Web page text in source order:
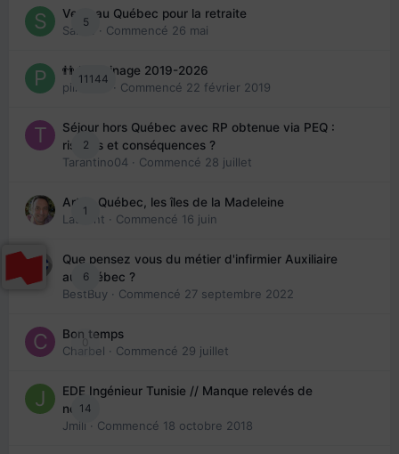
5
Venir au Québec pour la retraite
Sab74
· Commencé 26 mai
11144
👬 Parrainage 2019-2026
piinoush · Commencé 22 février 2019
2
Séjour hors Québec avec RP obtenue via PEQ :
risques et conséquences ?
Tarantino04 · Commencé 28 juillet
1
Arte : Québec, les îles de la Madeleine
Laurent · Commencé 16 juin
6
Que pensez vous du métier d'infirmier Auxiliaire
au Québec ?
BestBuy · Commencé 27 septembre 2022
0
Bon temps
Charbel · Commencé 29 juillet
14
EDE Ingénieur Tunisie // Manque relevés de
note
Jmili · Commencé 18 octobre 2018